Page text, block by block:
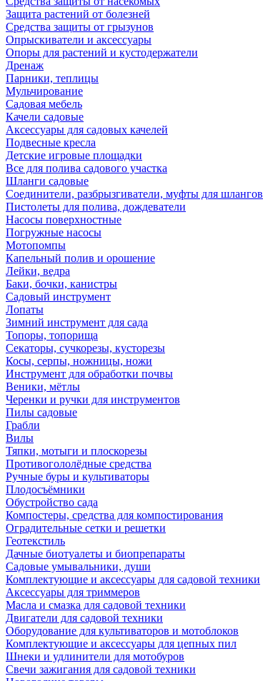
Защита растений от болезней
Средства защиты от грызунов
Опрыскиватели и аксессуары
Опоры для растений и кустодержатели
Дренаж
Парники, теплицы
Мульчирование
Садовая мебель
Качели садовые
Аксессуары для садовых качелей
Подвесные кресла
Детские игровые площадки
Все для полива садового участка
Шланги садовые
Соединители, разбрызгиватели, муфты для шлангов
Пистолеты для полива, дождеватели
Насосы поверхностные
Погружные насосы
Мотопомпы
Капельный полив и орошение
Лейки, ведра
Баки, бочки, канистры
Садовый инструмент
Лопаты
Зимний инструмент для сада
Топоры, топорища
Секаторы, сучкорезы, кусторезы
Косы, серпы, ножницы, ножи
Инструмент для обработки почвы
Веники, мётлы
Черенки и ручки для инструментов
Пилы садовые
Грабли
Вилы
Тяпки, мотыги и плоскорезы
Противогололёдные средства
Ручные буры и культиваторы
Плодосъёмники
Обустройство сада
Компостеры, средства для компостирования
Оградительные сетки и решетки
Геотекстиль
Дачные биотуалеты и биопрепараты
Садовые умывальники, души
Комплектующие и аксессуары для садовой техники
Аксессуары для триммеров
Масла и смазка для садовой техники
Двигатели для садовой техники
Оборудование для культиваторов и мотоблоков
Комплектующие и аксессуары для цепных пил
Шнеки и удлинители для мотобуров
Свечи зажигания для садовой техники